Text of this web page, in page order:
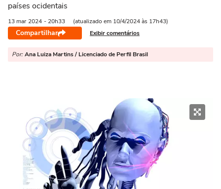
países ocidentais
13 mar 2024 - 20h33 (atualizado em 10/4/2024 às 17h43)
Compartilhar Exibir comentários
Por: Ana Luiza Martins / Licenciado de Perfil Brasil